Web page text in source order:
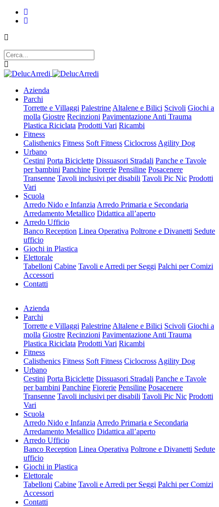
Azienda
Parchi
Torrette e Villaggi Palestrine Altalene e Bilici Scivoli Giochi a
molla Giostre Recinzioni Pavimentazione Anti Trauma
Plastica Riciclata Prodotti Vari Ricambi
Fitness
Calisthenics Fitness Soft Fitness Ciclocross Agility Dog
Urbano
Cestini Porta Biciclette Dissuasori Stradali Panche e Tavole
per bambini Panchine Fiorerie Pensiline Posacenere
Transenne Tavoli inclusivi per disabili Tavoli Pic Nic Prodotti
Vari
Scuola
Arredo Nido e Infanzia Arredo Primaria e Secondaria
Arredamento Metallico Didattica all’aperto
Arredo Ufficio
Banco Reception Linea Operativa Poltrone e Divanetti Sedute
ufficio
Giochi in Plastica
Elettorale
Tabelloni Cabine Tavoli e Arredi per Seggi Palchi per Comizi
Accessori
Contatti
Azienda
Parchi
Torrette e Villaggi Palestrine Altalene e Bilici Scivoli Giochi a
molla Giostre Recinzioni Pavimentazione Anti Trauma
Plastica Riciclata Prodotti Vari Ricambi
Fitness
Calisthenics Fitness Soft Fitness Ciclocross Agility Dog
Urbano
Cestini Porta Biciclette Dissuasori Stradali Panche e Tavole
per bambini Panchine Fiorerie Pensiline Posacenere
Transenne Tavoli inclusivi per disabili Tavoli Pic Nic Prodotti
Vari
Scuola
Arredo Nido e Infanzia Arredo Primaria e Secondaria
Arredamento Metallico Didattica all’aperto
Arredo Ufficio
Banco Reception Linea Operativa Poltrone e Divanetti Sedute
ufficio
Giochi in Plastica
Elettorale
Tabelloni Cabine Tavoli e Arredi per Seggi Palchi per Comizi
Accessori
Contatti